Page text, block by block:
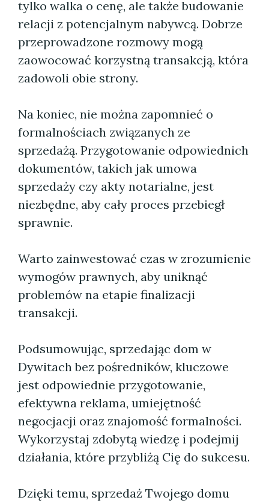
tylko walka o cenę, ale także budowanie
relacji z potencjalnym nabywcą. Dobrze
przeprowadzone rozmowy mogą
zaowocować korzystną transakcją, która
zadowoli obie strony.
Na koniec, nie można zapomnieć o
formalnościach związanych ze
sprzedażą. Przygotowanie odpowiednich
dokumentów, takich jak umowa
sprzedaży czy akty notarialne, jest
niezbędne, aby cały proces przebiegł
sprawnie.
Warto zainwestować czas w zrozumienie
wymogów prawnych, aby uniknąć
problemów na etapie finalizacji
transakcji.
Podsumowując, sprzedając dom w
Dywitach bez pośredników, kluczowe
jest odpowiednie przygotowanie,
efektywna reklama, umiejętność
negocjacji oraz znajomość formalności.
Wykorzystaj zdobytą wiedzę i podejmij
działania, które przybliżą Cię do sukcesu.
Dzięki temu, sprzedaż Twojego domu